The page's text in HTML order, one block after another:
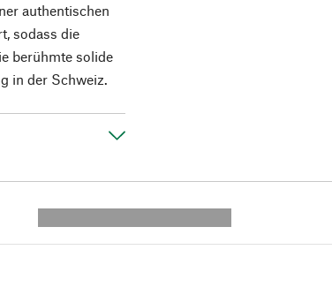
authentischen
sodass die
berühmte solide
in der Schweiz.